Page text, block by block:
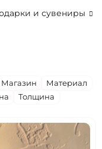
и сувениры
Магазин
Материал
Толщина